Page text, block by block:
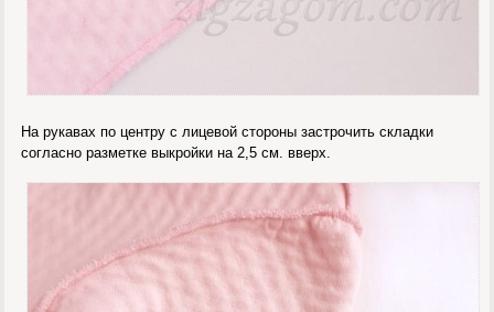
На рукавах по центру с лицевой стороны застрочить складки
согласно разметке выкройки на 2,5 см. вверх.